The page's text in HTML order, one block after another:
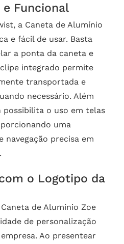
e Funcional
a Caneta de Alumínio
e fácil de usar. Basta
a ponta da caneta e
integrado permite
transportada e
necessário. Além
o uso em telas
uma
navegação precisa em
o Logotipo da
de Alumínio Zoe
de personalização
Ao presentear